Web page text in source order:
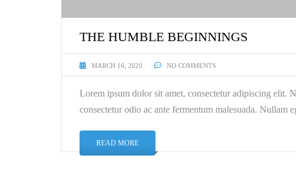
THE HUMBLE BEGINNINGS
MARCH 16, 2020 NO COMMENTS
Lorem ipsum dolor sit amet, consectetur adipiscing elit.
consectetur odio ac ante fermentum malesuada. Nullam
READ MORE